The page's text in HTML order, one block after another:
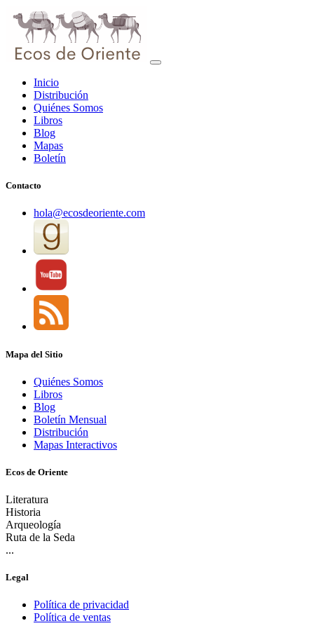
Inicio
Distribución
Quiénes Somos
Libros
Blog
Mapas
Boletín
Contacto
hola@ecosdeoriente.com
Mapa del Sitio
Quiénes Somos
Libros
Blog
Boletín Mensual
Distribución
Mapas Interactivos
Ecos de Oriente
Literatura
Historia
Arqueología
Ruta de la Seda
...
Legal
Política de privacidad
Política de ventas